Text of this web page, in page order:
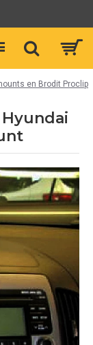
en Brodit Proclip